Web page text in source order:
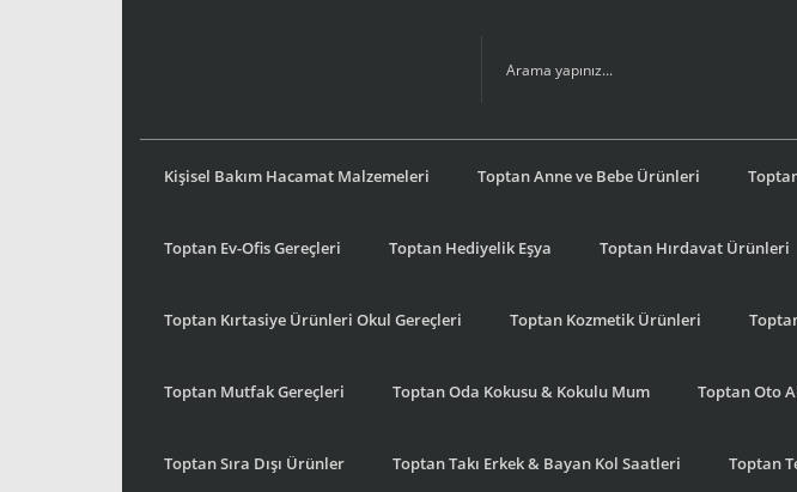
Kişisel Bakım Hacamat Malzemeleri Toptan Anne ve Bebe Ürünleri
Toptan Ev-Ofis Gereçleri Toptan Hediyelik Eşya Toptan Hırdavat Ürünleri
Toptan Kırtasiye Ürünleri Okul Gereçleri Toptan Kozmetik Ürünleri
Toptan Mutfak Gereçleri Toptan Oda Kokusu & Kokulu Mum Toptan Oto
Toptan Sıra Dışı Ürünler Toptan Takı Erkek & Bayan Kol Saatleri Toptan